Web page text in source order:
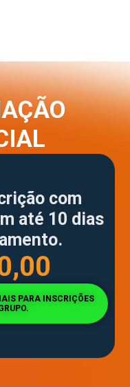
com
até 10 dias
PARA INSCRIÇÕES